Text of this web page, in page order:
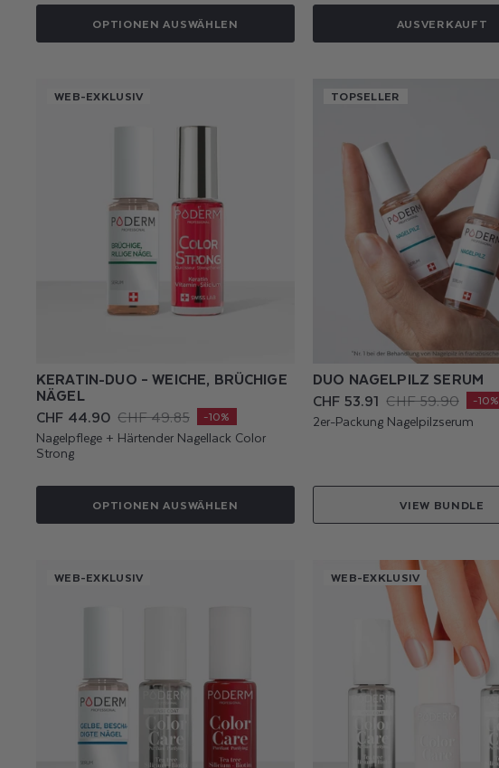
OPTIONEN AUSWÄHLEN AUSVERKAUFT
WEB-EXKLUSIV
KERATIN-DUO – WEICHE, BRÜCHIGE
NÄGEL
Verkaufspreis
CHF 44.90
Normaler
Preis
CHF 49.85 -10%
Nagelpflege + Härtender Nagellack Color
Strong
OPTIONEN AUSWÄHLEN
TOPSELLER
DUO NAGELPILZ SERUM
Verkaufspreis
CHF 53.91
Normaler
Preis
CHF 59.90 -10%
2er-Packung Nagelpilzserum
VIEW BUNDLE
WEB-EXKLUSIV WEB-EXKLUSIV